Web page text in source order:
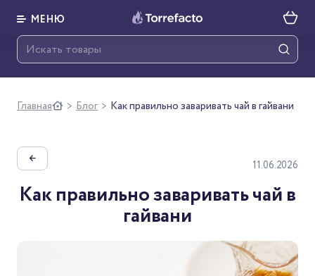
МЕНЮ
Главная > Блог > Как правильно заваривать чай в гайвани
← 11.06.2026
Как правильно заваривать чай в
гайвани